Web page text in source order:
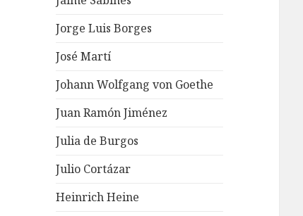
Jorge Luis Borges
José Martí
Johann Wolfgang von Goethe
Juan Ramón Jiménez
Julia de Burgos
Julio Cortázar
Heinrich Heine